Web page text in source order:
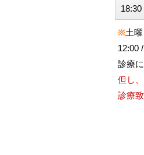
18:30
※土
12:00
診療
但し
診療致